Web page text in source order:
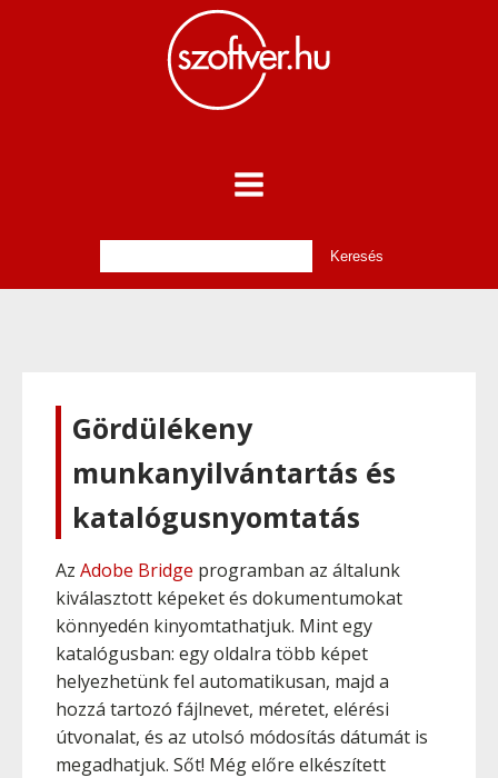
Gördülékeny
munkanyilvántartás és
katalógusnyomtatás
Az Adobe Bridge programban az általunk
kiválasztott képeket és dokumentumokat
könnyedén kinyomtathatjuk. Mint egy
katalógusban: egy oldalra több képet
helyezhetünk fel automatikusan, majd a
hozzá tartozó fájlnevet, méretet, elérési
útvonalat, és az utolsó módosítás dátumát is
megadhatjuk. Sőt! Még előre elkészített